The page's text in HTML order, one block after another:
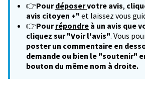
👉Pourdéposervotre avis,
avis citoyen +" et laissez vous
👉Pourrépondre à un avis que
cliquez sur "Voir l'avis". Vous
poster un commentaire en
demande ou bien le "soutenir"
bouton du même nom à droite.